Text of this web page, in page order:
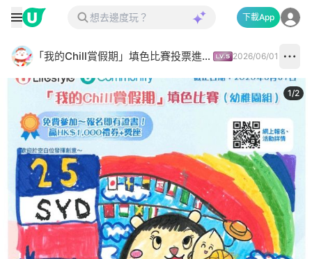
下載App
「我的Chill賞假期」填色比賽投票進行中✅ 2026/06/01
1/2